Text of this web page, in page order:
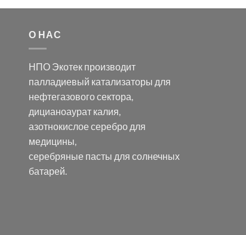
О НАС
НПО Экотек производит
палладиевый катализаторы для
нефтегазового сектора,
дицианоаурат калия,
азотнокислое серебродля
медицины,
серебряные пасты для солнечных
батарей.